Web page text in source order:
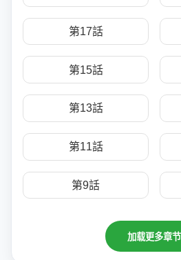
第17話
第15話
第13話
第11話
第9話
加载更多章节